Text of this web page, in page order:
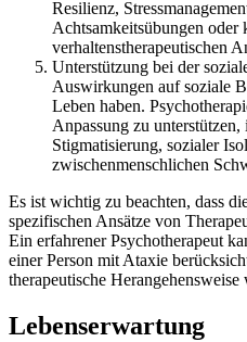
Resilienz,
Achtsamkeitsübungen oder
verhaltenstherapeutischen
Unterstützung bei der
Auswirkungen auf soziale
Leben haben.
Anpassung zu
Stigmatisierung, sozialer
zwischenmenschlichen
Es ist wichtig zu beachten, dass
spezifischen Ansätze von
Ein erfahrener Psychotherapeut
einer Person mit Ataxie
therapeutische Herangehensweise
Lebenserwartung